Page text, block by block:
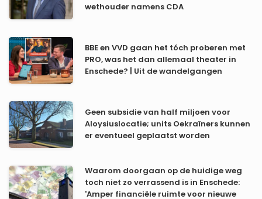
wethouder namens CDA
BBE en VVD gaan het tóch proberen met
PRO, was het dan allemaal theater in
Enschede? | Uit de wandelgangen
Geen subsidie van half miljoen voor
Aloysiuslocatie; units Oekraïners kunnen
er eventueel geplaatst worden
Waarom doorgaan op de huidige weg
toch niet zo verrassend is in Enschede:
'Amper financiële ruimte voor nieuwe